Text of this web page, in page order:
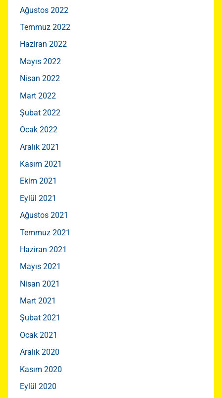
Ağustos 2022
Temmuz 2022
Haziran 2022
Mayıs 2022
Nisan 2022
Mart 2022
Şubat 2022
Ocak 2022
Aralık 2021
Kasım 2021
Ekim 2021
Eylül 2021
Ağustos 2021
Temmuz 2021
Haziran 2021
Mayıs 2021
Nisan 2021
Mart 2021
Şubat 2021
Ocak 2021
Aralık 2020
Kasım 2020
Eylül 2020